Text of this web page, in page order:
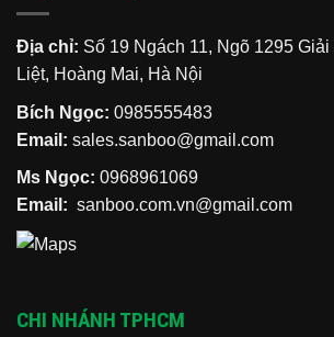
Địa chỉ: Số 19 Ngách 11, Ngõ 1295
Liệt, Hoàng Mai, Hà Nội
Bích Ngọc: 0985555483
Email: sales.sanboo@gmail.com
Ms Ngọc: 0968961069
Email: sanboo.com.vn@gmail.com
CHI NHÁNH TPHCM